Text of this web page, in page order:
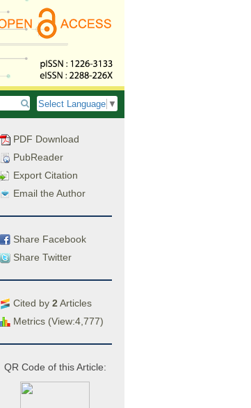
Select Language ▼
PDF Download
PubReader
Export Citation
Email the Author
Share Facebook
Share Twitter
Cited by 2 Articles
Metrics (View:4,777)
QR Code of this Article: